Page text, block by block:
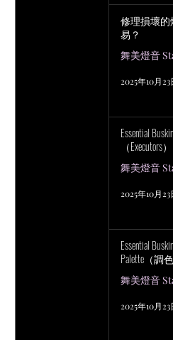
修理損壞
易？
舞美燈音
2025年10月23
Essential
（Executors）
舞美燈音
2025年10月23
Essential
Palette（調
舞美燈音
2025年10月23